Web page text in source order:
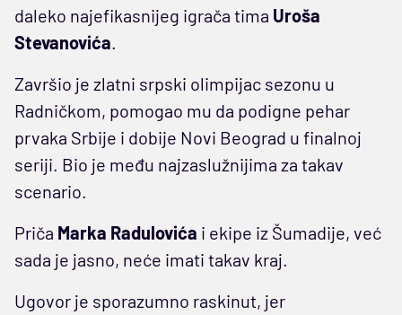
daleko najefikasnijeg igrača tima Uroša
Stevanovića
Završio je zlatni srpski olimpijac sezonu u
Radničkom, pomogao mu da podigne pehar
prvaka Srbije i dobije Novi Beograd u finalnoj
seriji. Bio je među najzaslužnijima za takav
scenario.
Priča Marka Radulovića i ekipe iz Šumadije, već
sada je jasno, neće imati takav kraj.
Ugovor je sporazumno raskinut, jer